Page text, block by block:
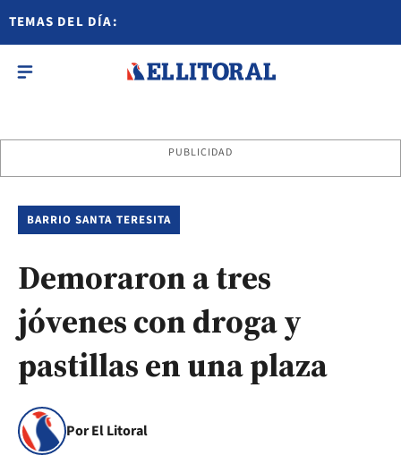
TEMAS DEL DÍA:
PUBLICIDAD
BARRIO SANTA TERESITA
Demoraron a tres
jóvenes con droga y
pastillas en una plaza
Por El Litoral